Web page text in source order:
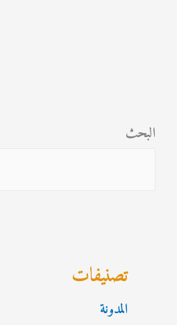
البحث
تصنيفات
المدونة